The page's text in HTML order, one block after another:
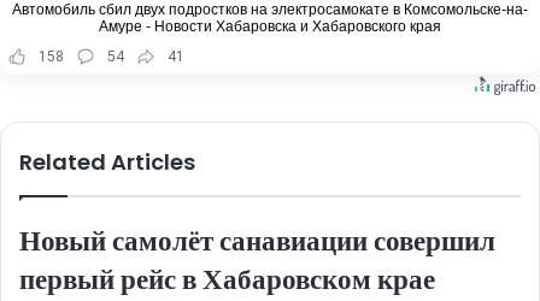
Автомобиль сбил двух подростков на электросамокате в Комсомольске-на-
Амуре - Новости Хабаровска и Хабаровского края
158
54 41
Related Articles
Новый самолёт санавиации совершил
первый рейс в Хабаровском крае